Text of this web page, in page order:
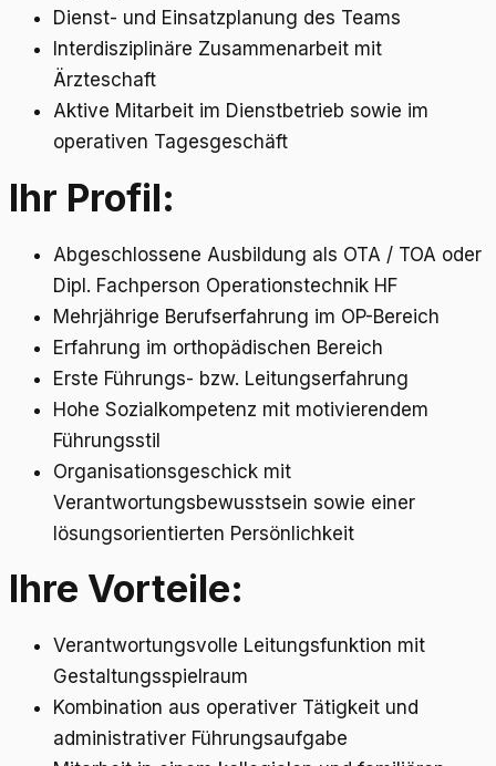
Dienst- und Einsatzplanung des Teams
Interdisziplinäre Zusammenarbeit mit
Ärzteschaft
Aktive Mitarbeit im Dienstbetrieb sowie im
operativen Tagesgeschäft
Ihr Profil:
Abgeschlossene Ausbildung als OTA / TOA oder
Dipl. Fachperson Operationstechnik HF
Mehrjährige Berufserfahrung im OP-Bereich
Erfahrung im orthopädischen Bereich
Erste Führungs- bzw. Leitungserfahrung
Hohe Sozialkompetenz mit motivierendem
Führungsstil
Organisationsgeschick mit
Verantwortungsbewusstsein sowie einer
lösungsorientierten Persönlichkeit
Ihre Vorteile:
Verantwortungsvolle Leitungsfunktion mit
Gestaltungsspielraum
Kombination aus operativer Tätigkeit und
administrativer Führungsaufgabe